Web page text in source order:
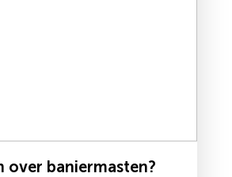
over baniermasten?